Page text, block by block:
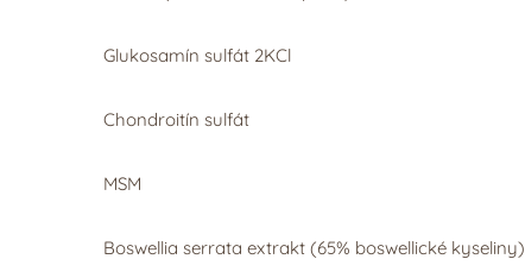
Glukosamín sulfát 2KCl
Chondroitín sulfát
MSM
Boswellia serrata extrakt (65% boswellické kyseliny)